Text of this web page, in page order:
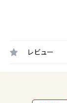
レビュー